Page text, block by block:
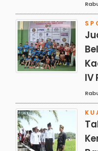
IV